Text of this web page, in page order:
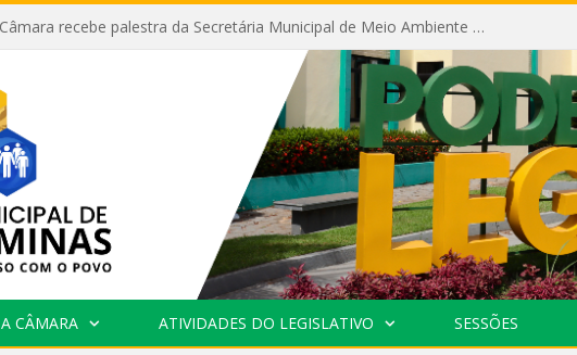
Câmara recebe palestra da Secretária Municipal de Meio Ambiente sobre as ações da “SEMANA DO MEIO AMBIENTE”
A CÂMARA ATIVIDADES DO LEGISLATIVO SESSÕES